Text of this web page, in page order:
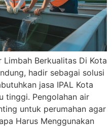
Limbah Berkualitas Di Kota
hadir sebagai solusi
jasa IPAL Kota
tinggi. Pengolahan air
untuk perumahan agar
Harus Menggunakan